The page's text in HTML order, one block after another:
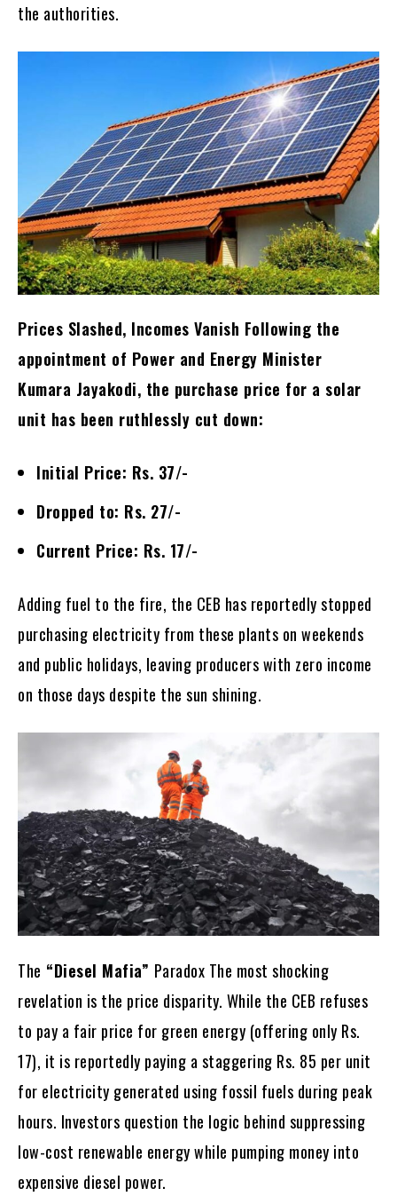
the authorities.
Prices Slashed, Incomes Vanish Following the
appointment of Power and Energy Minister
Kumara Jayakodi, the purchase price for a solar
unit has been ruthlessly cut down:
Initial Price: Rs. 37/-
Dropped to: Rs. 27/-
Current Price: Rs. 17/-
Adding fuel to the fire, the CEB has reportedly stopped
purchasing electricity from these plants on weekends
and public holidays, leaving producers with zero income
on those days despite the sun shining.
The “Diesel Mafia” Paradox The most shocking
revelation is the price disparity. While the CEB refuses
to pay a fair price for green energy (offering only Rs.
17), it is reportedly paying a staggering Rs. 85 per unit
for electricity generated using fossil fuels during peak
hours. Investors question the logic behind suppressing
low-cost renewable energy while pumping money into
expensive diesel power.